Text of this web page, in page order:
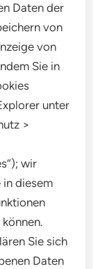
Daten der
von
von
Sie in
unter
>
wir
in diesem
Sie sich
Daten